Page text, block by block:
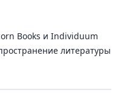
Books и Individuum
литературы